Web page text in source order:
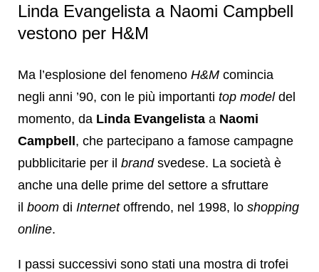
Linda Evangelista a Naomi Campbell
vestono per H&M
Ma l’esplosione del fenomeno H&M comincia
negli anni ’90, con le più importanti top modeldel
momento, da Linda Evangelista a Naomi
Campbell, che partecipano a famose campagne
pubblicitarie per il brandsvedese. La società è
anche una delle prime del settore a sfruttare
il boom di Internetoffrendo, nel 1998, lo shopping
online.
I passi successivi sono stati una mostra di trofei